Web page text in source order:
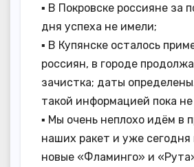
▪️ В Покровске россияне за
дня успеха не имели;
▪️ В Купянске осталось
россиян, в городе
зачистка; даты
такой информацией пока
▪️ Мы очень неплохо идём в
наших ракет и уже
новые «Фламинго» и